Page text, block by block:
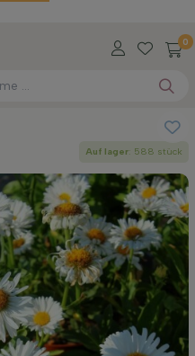
0
Auf lager: 588 stück